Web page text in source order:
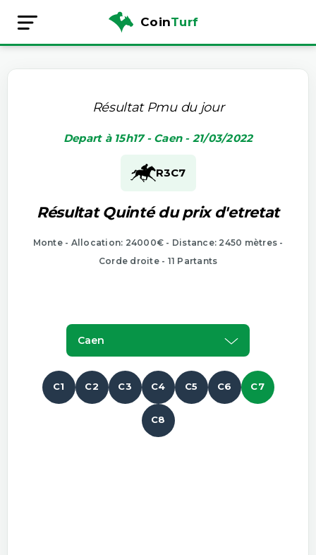
CoinTurf
Résultat Pmu du jour
Depart à 15h17 - Caen - 21/03/2022
R3C7
Résultat Quinté du prix d'etretat
Monte - Allocation: 24000€ - Distance: 2450 mètres -
Corde droite - 11 Partants
Caen
C1 C2 C3 C4 C5 C6 C7
C8